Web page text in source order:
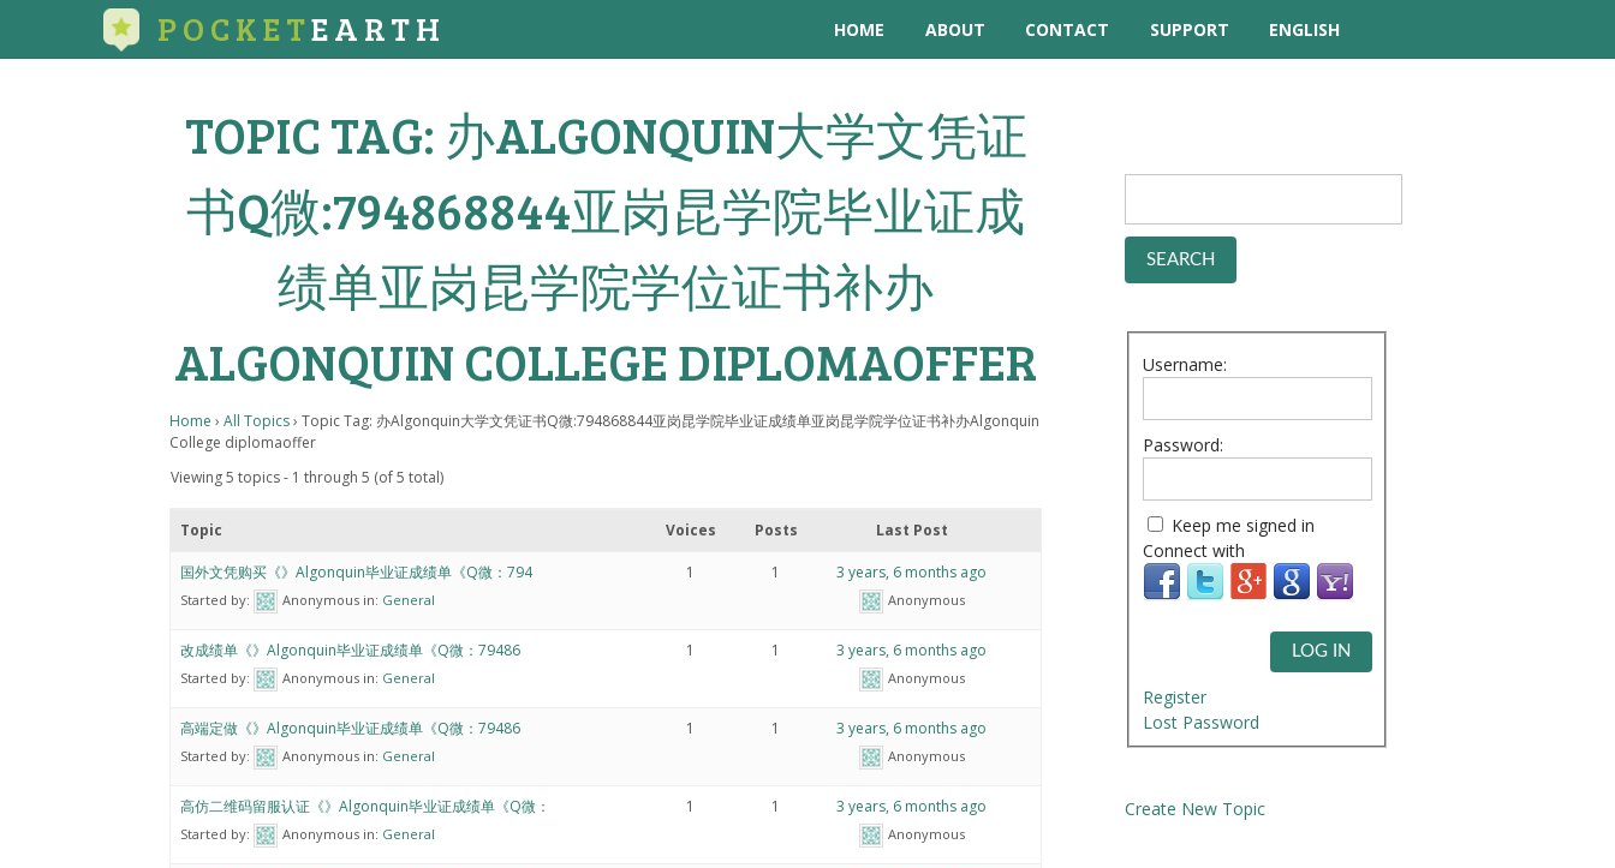
POCKETEARTH HOME ABOUT CONTACT
SUPPORT
TUTORIAL VIDEOS
QUESTIONS
FORUM
ENGLISH
TOPIC TAG: 办ALGONQUIN大学文凭证
书Q微:794868844亚岗昆学院毕业证成
绩单亚岗昆学院学位证书补办
ALGONQUIN COLLEGE DIPLOMAOFFER
Home › All Topics› Topic Tag: 办Algonquin大学文凭证书Q微:794868844亚岗昆学院毕业证成绩单亚岗昆学院学位证书补办Algonquin
College diplomaoffer
Viewing 5 topics - 1 through 5 (of 5 total)
Topic Voices Posts Last Post
国外文凭购买《》Algonquin毕业证成绩单《Q微：794
Started by: Anonymous in: General
1 1 3 years, 6 months ago
Anonymous
改成绩单《》Algonquin毕业证成绩单《Q微：79486
Started by: Anonymous in: General
1 1 3 years, 6 months ago
Anonymous
高端定做《》Algonquin毕业证成绩单《Q微：79486
Started by: Anonymous in: General
1 1 3 years, 6 months ago
Anonymous
高仿二维码留服认证《》Algonquin毕业证成绩单《Q微：
Started by: Anonymous in: General
1 1 3 years, 6 months ago
Anonymous
Username:
Password:
Keep me signed in
Connect with
LOG IN
Register
Lost Password
Create New Topic